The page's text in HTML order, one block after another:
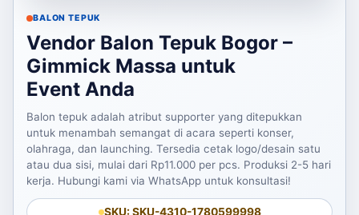
BALON TEPUK
Vendor Balon Tepuk Bogor –
Gimmick Massa untuk
Event Anda
Balon tepuk adalah atribut supporter yang ditepukkan
untuk menambah semangat di acara seperti konser,
olahraga, dan launching. Tersedia cetak logo/desain satu
atau dua sisi, mulai dari Rp11.000 per pcs. Produksi 2-5 hari
kerja. Hubungi kami via WhatsApp untuk konsultasi!
SKU: SKU-4310-1780599998